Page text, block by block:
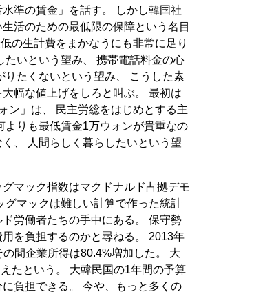
準の賃金」を話す。 しかし韓国社
活のための最低限の保障という名目
の生計費をまかなうにも非常に足り
いという望み、 携帯電話料金の心
たくないという望み、 こうした素
幅な値上げをしろと叫ぶ。 最初は
ン」は、 民主労総をはじめとする主
りも最低賃金1万ウォンが貴重なの
、 人間らしく暮らしたいという望
マック指数はマクドナルド占拠デモ
グマックは難しい計算で作った統計
労働者たちの手中にある。 保守勢
を負担するのかと尋ねる。 2013年
間企業所得は80.4%増加した。 大
たという。 大韓民国の1年間の予算
負担できる。 今や、もっと多くの